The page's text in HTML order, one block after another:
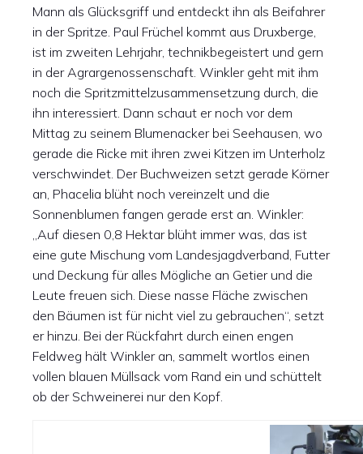
Mann als Glücksgriff und entdeckt ihn als Beifahrer
in der Spritze. Paul Früchel kommt aus Druxberge,
ist im zweiten Lehrjahr, technikbegeistert und gern
in der Agrargenossenschaft. Winkler geht mit ihm
noch die Spritzmittelzusammensetzung durch, die
ihn interessiert. Dann schaut er noch vor dem
Mittag zu seinem Blumenacker bei Seehausen, wo
gerade die Ricke mit ihren zwei Kitzen im Unterholz
verschwindet. Der Buchweizen setzt gerade Körner
an, Phacelia blüht noch vereinzelt und die
Sonnenblumen fangen gerade erst an. Winkler:
„Auf diesen 0,8 Hektar blüht immer was, das ist
eine gute Mischung vom Landesjagdverband, Futter
und Deckung für alles Mögliche an Getier und die
Leute freuen sich. Diese nasse Fläche zwischen
den Bäumen ist für nicht viel zu gebrauchen“, setzt
er hinzu. Bei der Rückfahrt durch einen engen
Feldweg hält Winkler an, sammelt wortlos einen
vollen blauen Müllsack vom Rand ein und schüttelt
ob der Schweinerei nur den Kopf.